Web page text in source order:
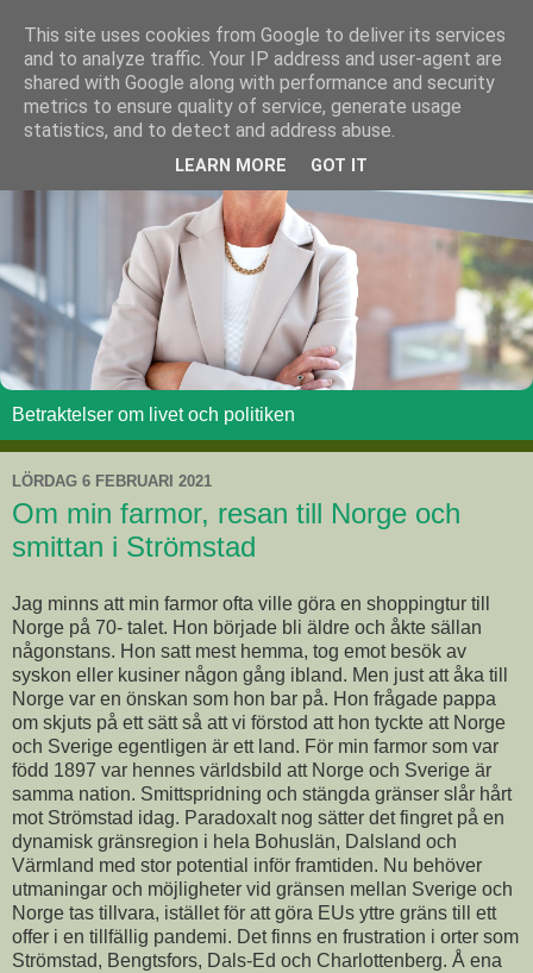
Betraktelser om livet och politiken
LÖRDAG 6 FEBRUARI 2021
Om min farmor, resan till Norge och
smittan i Strömstad
Jag minns att min farmor ofta ville göra en shoppingtur till
Norge på 70- talet. Hon började bli äldre och åkte sällan
någonstans. Hon satt mest hemma, tog emot besök av
syskon eller kusiner någon gång ibland. Men just att åka till
Norge var en önskan som hon bar på. Hon frågade pappa
om skjuts på ett sätt så att vi förstod att hon tyckte att Norge
och Sverige egentligen är ett land. För min farmor som var
född 1897 var hennes världsbild att Norge och Sverige är
samma nation. Smittspridning och stängda gränser slår hårt
mot Strömstad idag. Paradoxalt nog sätter det fingret på en
dynamisk gränsregion i hela Bohuslän, Dalsland och
Värmland med stor potential inför framtiden. Nu behöver
utmaningar och möjligheter vid gränsen mellan Sverige och
Norge tas tillvara, istället för att göra EUs yttre gräns till ett
offer i en tillfällig pandemi. Det finns en frustration i orter som
Strömstad, Bengtsfors, Dals-Ed och Charlottenberg. Å ena
This site uses cookies from Google to deliver its services
and to analyze traffic. Your IP address and user-agent are
shared with Google along with performance and security
metrics to ensure quality of service, generate usage
statistics, and to detect and address abuse.
LEARN MORE GOT IT